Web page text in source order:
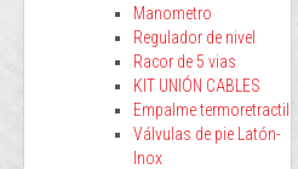
Manometro
Regulador de nivel
Racor de 5 vias
KIT UNIÓN CABLES
Empalme termoretractil
Válvulas de pie Latón-
Inox